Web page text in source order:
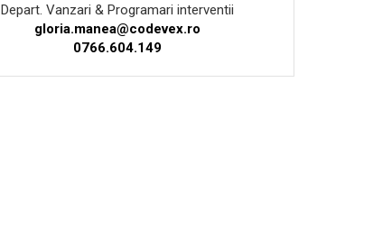
Depart. Vanzari & Programari interventii
gloria.manea@codevex.ro
0766.604.149